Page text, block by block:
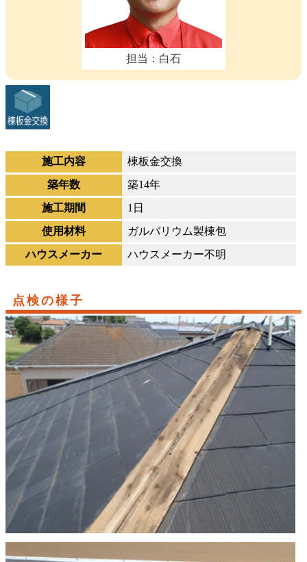
担当：白石
施工内容
棟板金交換
築年数
築14年
施工期間
1日
使用材料
ガルバリウム製棟包
ハウスメーカー
ハウスメーカー不明
点検の様子